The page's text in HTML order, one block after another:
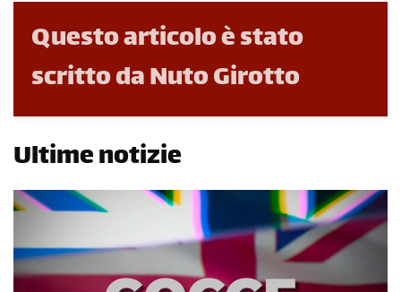
Questo articolo è stato
scritto da Nuto Girotto
Ultime notizie